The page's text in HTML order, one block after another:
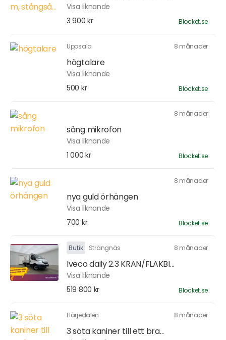
Visa liknande
3 900 kr
Blocket.se
Uppsala 8 månader
högtalare
Visa liknande
500 kr
Blocket.se
8 månader
sång mikrofon
Visa liknande
1 000 kr
Blocket.se
8 månader
nya guld örhängen
Visa liknande
700 kr
Blocket.se
Butik Strängnäs 8 månader
Iveco daily 2.3 KRAN/FLAKBI...
Visa liknande
519 800 kr
Blocket.se
Härjedalen 8 månader
3 söta kaniner till ett bra...